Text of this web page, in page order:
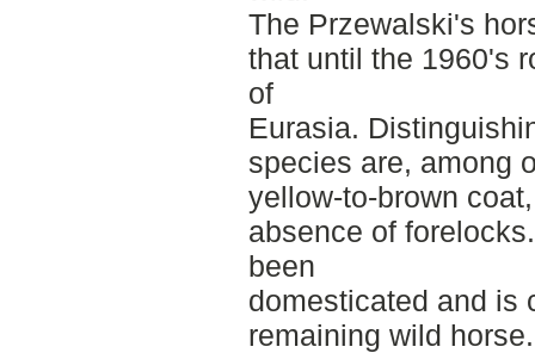
The Przewalski's
that until the 1960's
of
Eurasia.
species are, among
yellow-to-brown
absence of
been
domesticated and is
remaining wild